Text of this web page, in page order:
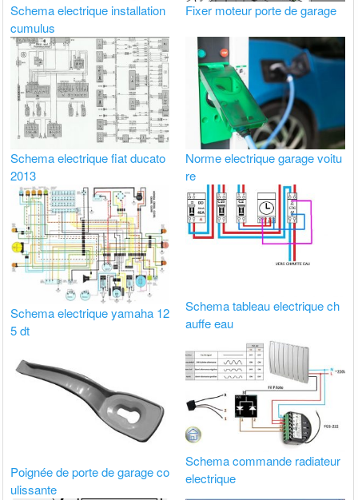
Schema electrique installation
cumulus
Fixer moteur porte de garage
Schema electrique fiat ducato
2013
Norme electrique garage voitu
re
Schema electrique yamaha 12
5 dt
Schema tableau electrique ch
auffe eau
Poignée de porte de garage co
ulissante
Schema commande radiateur
electrique